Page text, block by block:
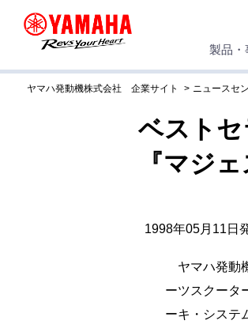
製品・
ヤマハ発動機株式会社 企業サイト ニュースセ
ベスト
『マジ
1998年05月11日
ヤマハ発動
ーツスクータ
ーキ・システ